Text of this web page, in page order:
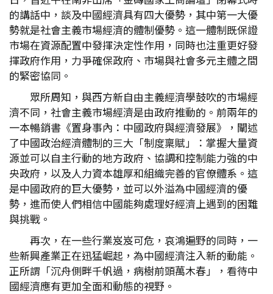
的講話中，談及中國經濟具有四大優勢，其中第一大優
勢就是社會主義市場經濟的體制優勢。這一體制既保證
市場在資源配置中發揮決定性作用，同時也注重更好發
揮政府作用，力爭確保政府、市場與社會多元主體之間
的緊密協同。
眾所周知，與西方新自由主義經濟學鼓吹的市場經
濟不同，社會主義市場經濟是由政府推動的。前兩年的
一本暢銷書《置身事內：中國政府與經濟發展》，闡述
了中國政治經濟體制的三大「制度稟賦」：掌握大量資
源並可以自主行動的地方政府、協調和控制能力強的中
央政府，以及人力資本雄厚和組織完善的官僚體系。這
是中國政府的巨大優勢，並可以外溢為中國經濟的優
勢，進而使人們相信中國能夠處理好經濟上遇到的困難
與挑戰。
再次，在一些行業岌岌可危，哀鴻遍野的同時，一
些新興產業正在迅猛崛起，為中國經濟注入新的動能。
正所謂「沉舟側畔千帆過，病樹前頭萬木春」，看待中
國經濟應有更加全面和動態的視野。